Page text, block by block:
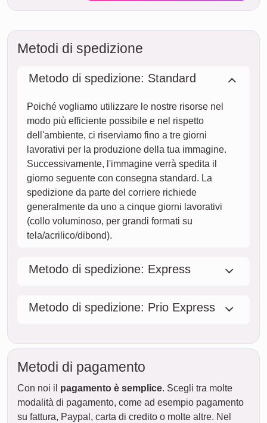
Metodi di spedizione
Metodo di spedizione: Standard
Poiché vogliamo utilizzare le nostre risorse nel
modo più efficiente possibile e nel rispetto
dell'ambiente, ci riserviamo fino a tre giorni
lavorativi per la produzione della tua immagine.
Successivamente, l'immagine verrà spedita il
giorno seguente con consegna standard. La
spedizione da parte del corriere richiede
generalmente da uno a cinque giorni lavorativi
(collo voluminoso, per grandi formati su
tela/acrilico/dibond).
Metodo di spedizione: Express
Metodo di spedizione: Prio Express
Metodi di pagamento
Con noi il pagamento è semplice. Scegli tra molte
modalità di pagamento, come ad esempio pagamento
su fattura, Paypal, carta di credito o molte altre. Nel